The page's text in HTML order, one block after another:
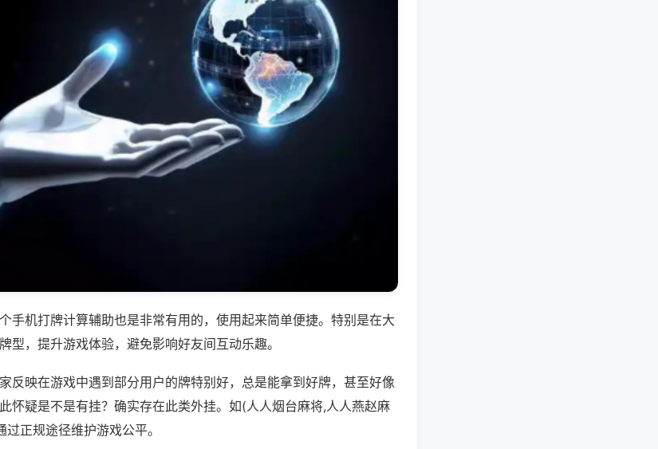
手机打牌计算辅助也是非常有用的，使用起来简单便捷。特别是在大
型，提升游戏体验，避免影响好友间互动乐趣。
反映在游戏中遇到部分用户的牌特别好，总是能拿到好牌，甚至好像
怀疑是不是有挂？确实存在此类外挂。如(人人烟台麻将,人人燕赵麻
正规途径维护游戏公平。